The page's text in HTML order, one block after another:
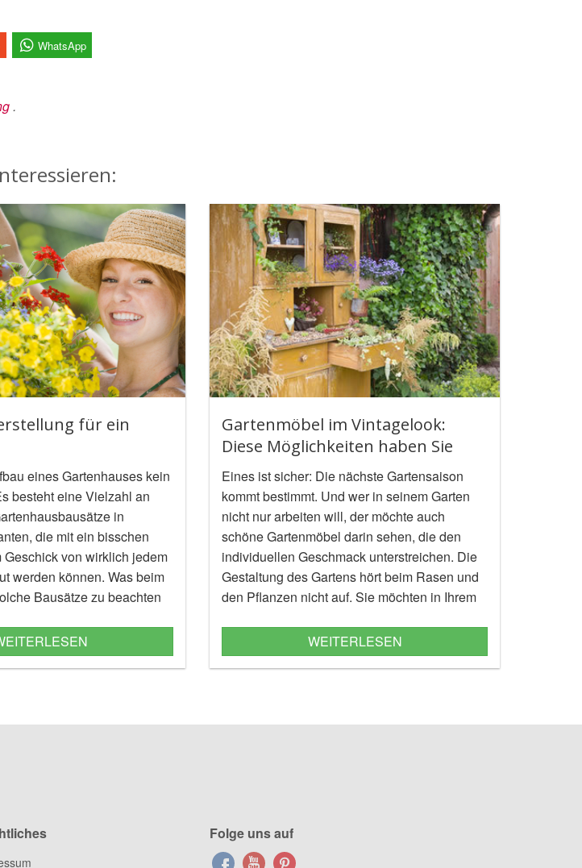
WhatsApp
.
für ein
eines Gartenhauses kein
besteht eine Vielzahl an
in
die mit ein bisschen
von wirklich jedem
werden können. Was beim
Bausätze zu beachten
Gartenmöbel im Vintagelook:
Diese Möglichkeiten haben Sie
Eines ist sicher: Die nächste Gartensaison
kommt bestimmt. Und wer in seinem Garten
nicht nur arbeiten will, der möchte auch
schöne Gartenmöbel darin sehen, die den
individuellen Geschmack unterstreichen. Die
Gestaltung des Gartens hört beim Rasen und
den Pflanzen nicht auf. Sie möchten in Ihrem
auch gemütlich sitzen, sich wohlfühlen, leben.
WEITERLESEN
Folge uns auf